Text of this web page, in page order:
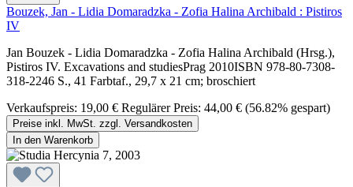
Bouzek, Jan - Lidia Domaradzka - Zofia Halina Archibald : Pistiros
IV
Jan Bouzek - Lidia Domaradzka - Zofia Halina Archibald (Hrsg.),
Pistiros IV. Excavations and studiesPrag 2010ISBN 978-80-7308-
318-2246 S., 41 Farbtaf., 29,7 x 21 cm; broschiert
Verkaufspreis: 19,00 € Regulärer Preis: 44,00 € (56.82% gespart)
Preise inkl. MwSt. zzgl. Versandkosten
In den Warenkorb